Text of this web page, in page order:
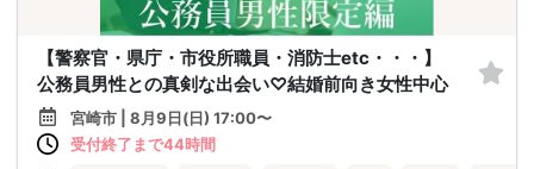
【警察官・県庁・市役所職員・消防士etc・・・】
公務員男性との真剣な出会い♡結婚前向き女性中心
宮崎市 | 8月9日(日) 17:00〜
受付終了まで44時間